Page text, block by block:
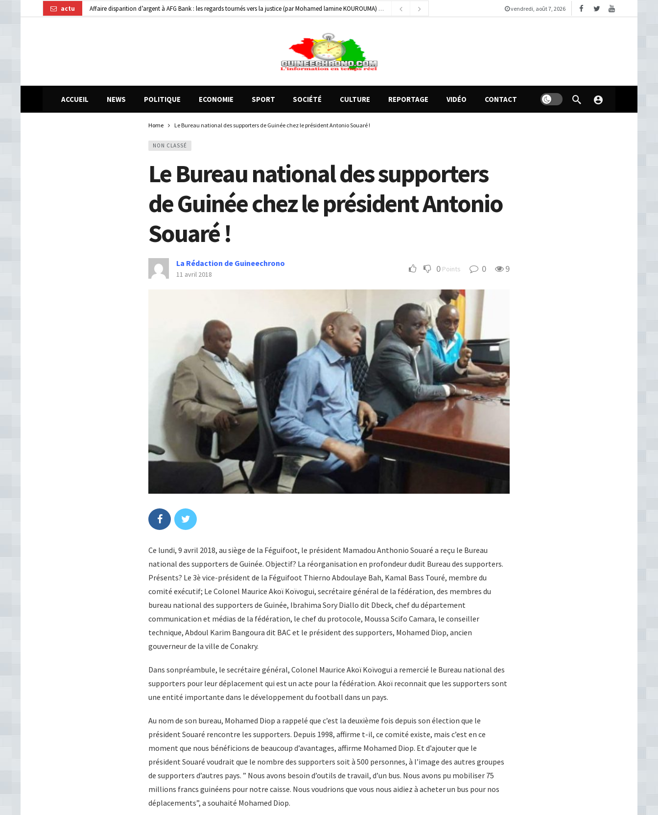
actu Dubréka : un accident de la circulation fait deux blessés graves à Kenendé
20 heures ago
vendredi, août 7, 2026
ACCUEIL NEWS POLITIQUE ECONOMIE SPORT SOCIÉTÉ CULTURE REPORTAGE VIDÉO CONTACT
Home Le Bureau national des supporters de Guinée chez le président Antonio Souaré !
NON CLASSÉ
Le Bureau national des supporters
de Guinée chez le président Antonio
Souaré !
La Rédaction de Guineechrono
11 avril 2018 0 Points 0 9
Ce lundi, 9 avril 2018, au siège de la Féguifoot, le président Mamadou Anthonio Souaré a reçu le Bureau
national des supporters de Guinée. Objectif? La réorganisation en profondeur dudit Bureau des supporters.
Présents? Le 3è vice-président de la Féguifoot Thierno Abdoulaye Bah, Kamal Bass Touré, membre du
comité exécutif; Le Colonel Maurice Akoï Koïvogui, secrétaire général de la fédération, des membres du
bureau national des supporters de Guinée, Ibrahima Sory Diallo dit Dbeck, chef du département
communication et médias de la fédération, le chef du protocole, Moussa Scifo Camara, le conseiller
technique, Abdoul Karim Bangoura dit BAC et le président des supporters, Mohamed Diop, ancien
gouverneur de la ville de Conakry.
Dans sonpréambule, le secrétaire général, Colonel Maurice Akoï Koïvogui a remercié le Bureau national des
supporters pour leur déplacement qui est un acte pour la fédération. Akoï reconnait que les supporters sont
une entité importante dans le développement du football dans un pays.
Au nom de son bureau, Mohamed Diop a rappelé que c’est la deuxième fois depuis son élection que le
président Souaré rencontre les supporters. Depuis 1998, affirme t-il, ce comité existe, mais c’est en ce
moment que nous bénéficions de beaucoup d’avantages, affirme Mohamed Diop. Et d’ajouter que le
président Souaré voudrait que le nombre des supporters soit à 500 personnes, à l’image des autres groupes
de supporters d’autres pays. ” Nous avons besoin d’outils de travail, d’un bus. Nous avons pu mobiliser 75
millions francs guinéens pour notre caisse. Nous voudrions que vous nous aidiez à acheter un bus pour nos
déplacements”, a souhaité Mohamed Diop.